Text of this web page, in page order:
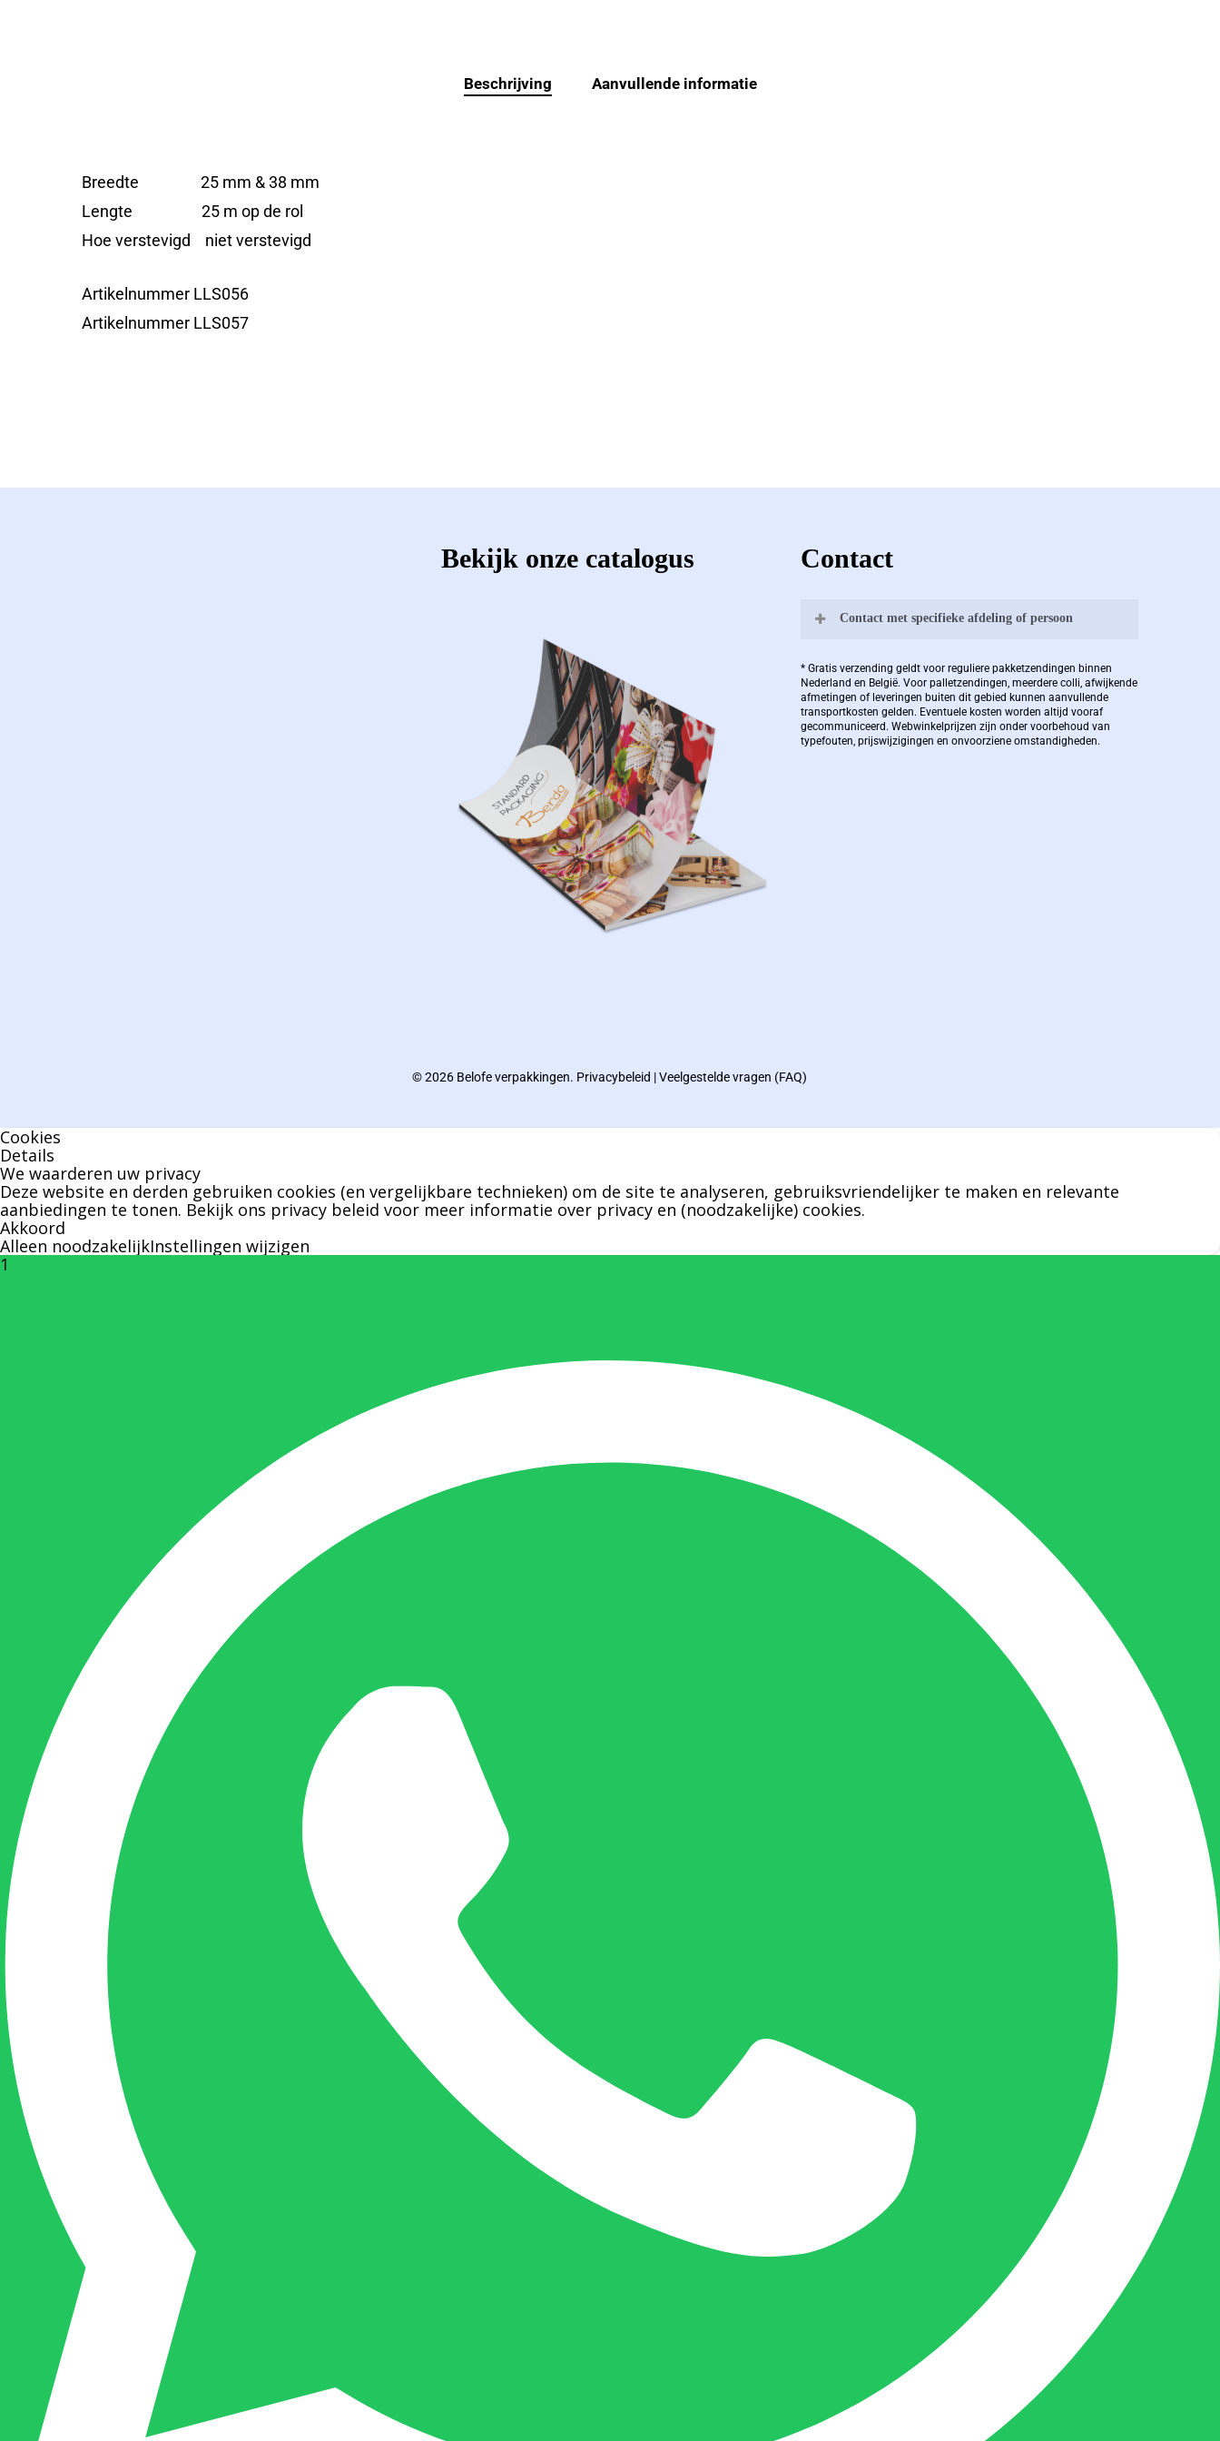
Beschrijving Aanvullende informatie
Breedte 25 mm & 38 mm
Lengte 25 m op de rol
Hoe verstevigd niet verstevigd
Artikelnummer LLS056
Artikelnummer LLS057
Bekijk onze catalogus Contact
Contact met specifieke afdeling of persoon
Bernard Pauwels:
Zaakvoerder Berdo
bernard@berdo.be
Nicole Bisscheroux:
Nicole doet bijna alles, maar vooral is ze
het aanspreekpunt voor prijsaanvragen,
drukwerk en maatwerk. Nicole heeft
contact met de tussenpersonen en weet
de juiste persoon op de juiste plaats te
benaderen en zal altijd haar uiterste best
doen u zo snel mogelijk een antwoord op
Gilles is de aangewezen persoon als u een
kopie toe te sturen van een levering of een
Eigenaar BELOFE Nederland
femke@belofe.com
+31(0)6 1038 3901
Femke is het aanspreekpunt voor
chocolaterieën en patisserieën in Brabant
en Limburg, maar ook bij beauty en ander
soortgelijke zaken in Nederland komt
Naast dit houdt deze crea-bea zich voor en
achter de schermen ook nog bezig met de
webwinkel www.belofe.com en social
* Gratis verzending geldt voor reguliere pakketzendingen binnen
Nederland en België. Voor palletzendingen, meerdere colli, afwijkende
afmetingen of leveringen buiten dit gebied kunnen aanvullende
transportkosten gelden. Eventuele kosten worden altijd vooraf
gecommuniceerd. Webwinkelprijzen zijn onder voorbehoud van
typefouten, prijswijzigingen en onvoorziene omstandigheden.
© 2026 Belofe verpakkingen. Privacybeleid |Veelgestelde vragen (FAQ)
Cookies
Details
We waarderen uw privacy
Deze website en derden gebruiken cookies (en vergelijkbare technieken) om de site te analyseren, gebruiksvriendelijker te maken en relevante
aanbiedingen te tonen. Bekijk ons privacy beleid voor meer informatie over privacy en (noodzakelijke) cookies.
Akkoord
Alleen noodzakelijkInstellingen wijzigen
1